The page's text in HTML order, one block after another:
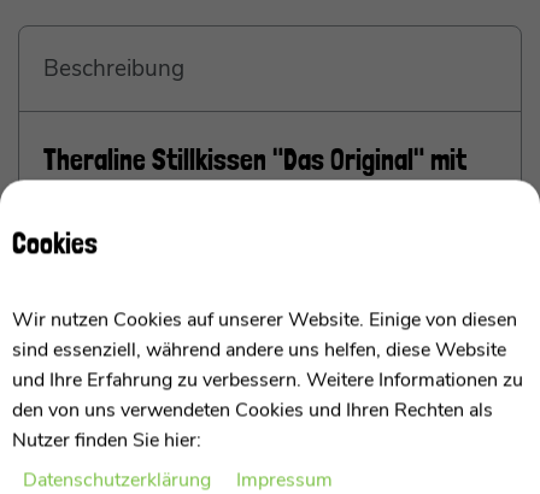
Beschreibung
Theraline Stillkissen "Das Original" mit
Hohlfaser Füllung
Ich bin das Theraline Stillkissen "Das Original" mit
Dinkel Füllung und ein beliebtes Stillkissen, das
speziell für werdende Eltern entwickelt wurde. Ich
bestehe aus einem weichen Bezug aus 100 %
Baumwolle und einer Füllung aus Bio-Dinkelspelzen.
Cookies
Wir nutzen Cookies auf unserer Website. Einige von diesen
sind essenziell, während andere uns helfen, diese Website
und Ihre Erfahrung zu verbessern. Weitere Informationen zu
den von uns verwendeten Cookies und Ihren Rechten als
Nutzer finden Sie hier:
Daten­schutz­erklärung
Impressum